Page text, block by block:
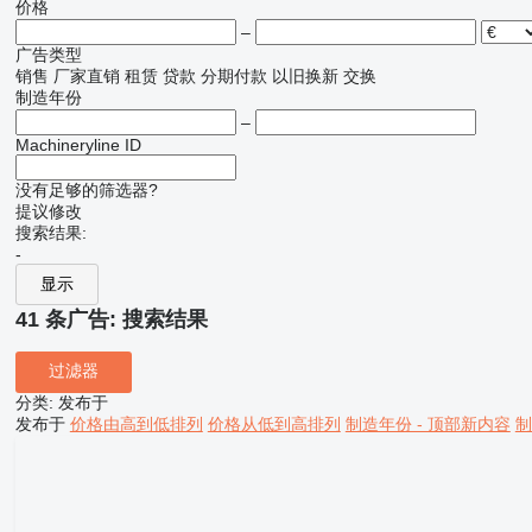
价格
–
广告类型
销售 厂家直销 租赁 贷款 分期付款 以旧换新 交换
制造年份
–
Machineryline ID
没有足够的筛选器?
提议修改
搜索结果:
-
显示
41 条广告: 搜索结果
过滤器
分类: 发布于
发布于 价格由高到低排列 价格从低到高排列 制造年份 - 顶部新内容